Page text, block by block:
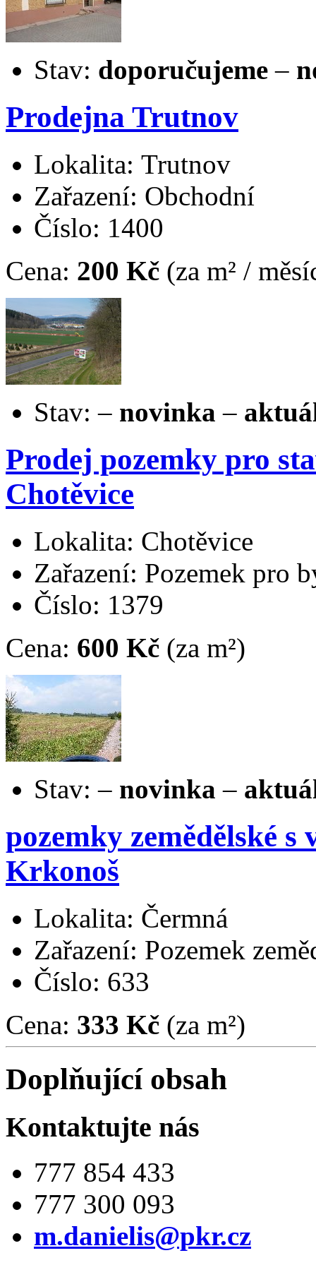
Stav: doporučujeme –
Prodejna Trutnov
Lokalita: Trutnov
Zařazení: Obchodní
Číslo: 1400
Cena: 200 Kč (za m² /
Stav: – novinka –
Prodej pozemky pro
Chotěvice
Lokalita: Chotěvice
Zařazení: Pozemek pro
Číslo: 1379
Cena: 600 Kč (za m²)
Stav: – novinka –
pozemky zemědělské
Krkonoš
Lokalita: Čermná
Zařazení: Pozemek
Číslo: 633
Cena: 333 Kč (za m²)
Doplňující obsah
Kontaktujte nás
777 854 433
777 300 093
m.danielis@pkr.cz